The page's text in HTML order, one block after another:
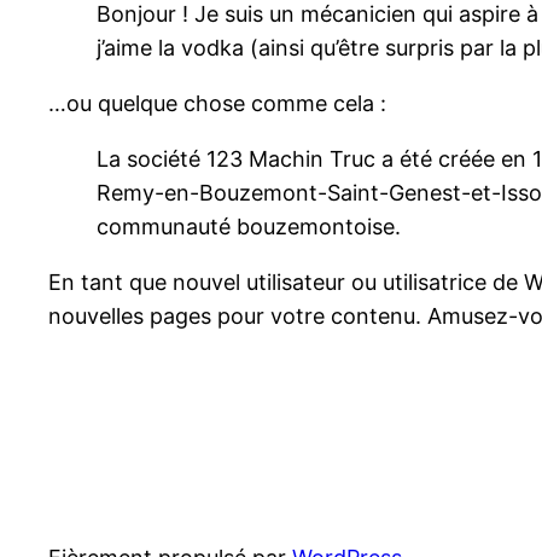
Bonjour ! Je suis un mécanicien qui aspire
j’aime la vodka (ainsi qu’être surpris par la
…ou quelque chose comme cela :
La société 123 Machin Truc a été créée en
Remy-en-Bouzemont-Saint-Genest-et-
communauté bouzemontoise.
En tant que nouvel utilisateur ou utilisatrice de
nouvelles pages pour votre contenu. Amusez-